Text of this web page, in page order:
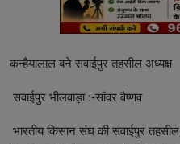
कन्हैयालाल बने सवाईपुर तहसील अध्यक्ष
सवाईपुर भीलवाड़ा :-सांवर वैष्णव
भारतीय किसान संघ की सवाईपुर